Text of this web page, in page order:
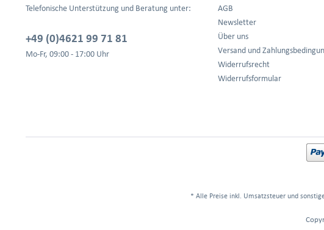
Telefonische Unterstützung und Beratung unter:
+49 (0)4621 99 71 81
Mo-Fr, 09:00 - 17:00 Uhr
AGB
Newsletter
Über uns
Versand und
Widerrufsrecht
Widerrufsformular
* Alle Preise inkl. Umsatzsteuer und